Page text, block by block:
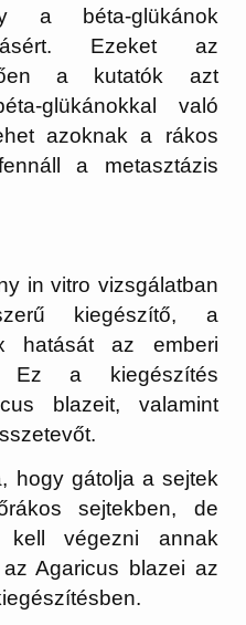
a béta-glükánok
Ezeket az
a kutatók azt
glükánokkal való
azoknak a rákos
a metasztázis
in vitro vizsgálatban
kiegészítő, a
hatását az emberi
Ez a kiegészítés
blazeit, valamint
hogy gátolja a sejtek
sejtekben, de
kell végezni annak
Agaricus blazei az